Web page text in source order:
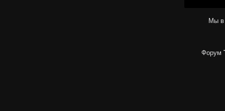
Мы в
Форум